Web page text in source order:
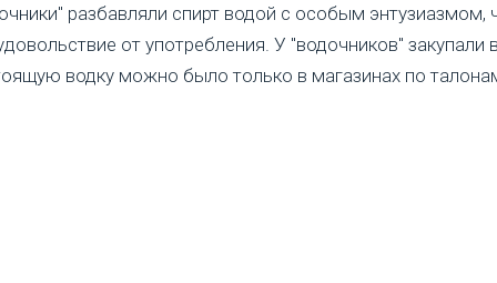
разбавляли спирт водой с особым энтузиазмом,
от употребления. У "водочников"
водку можно было только в магазинах по